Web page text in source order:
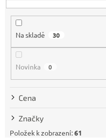
n
Na skladě 30
Novinka 0
Cena
Značky
Položek k zobrazení:61